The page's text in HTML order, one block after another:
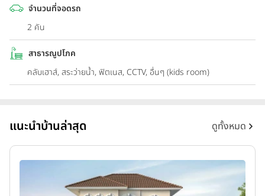
จำนวนที่จอดรถ
2 คัน
สาธารณูปโภค
คลับเฮาส์, สระว่ายน้ำ, ฟิตเนส, CCTV, อื่นๆ (kids room)
แนะนำบ้านล่าสุด ดูทั้งหมด